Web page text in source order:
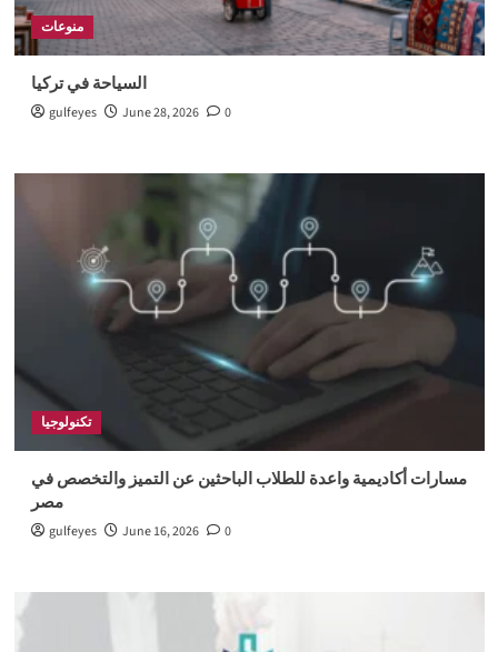
منوعات
السياحة في تركيا
gulfeyes June 28, 2026 0
تكنولوجيا
مسارات أكاديمية واعدة للطلاب الباحثين عن التميز والتخصص في
مصر
gulfeyes June 16, 2026 0